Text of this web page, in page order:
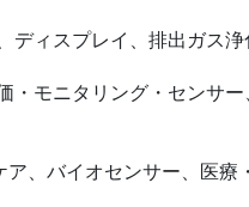
ィスプレイ、排出ガス浄
・モニタリング・センサ
、バイオセンサー、医療